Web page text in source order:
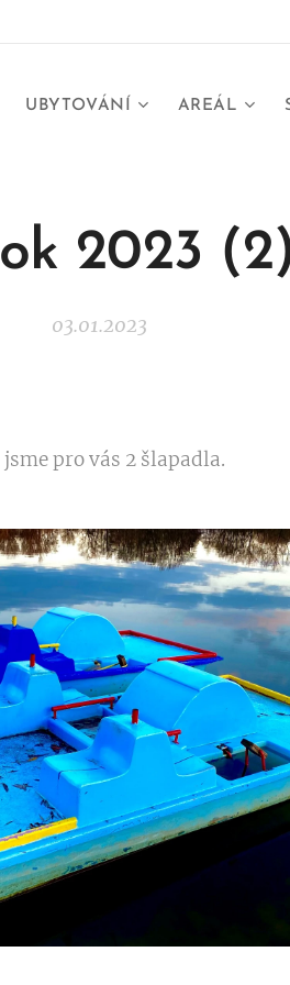
UBYTOVÁNÍ AREÁL
2023
03.01.2023
pro vás 2 šlapadla.